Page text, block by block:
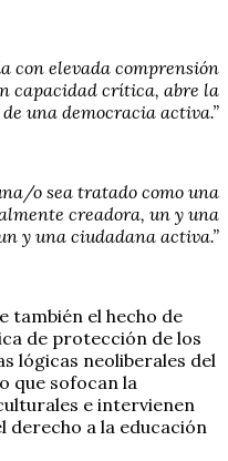
con elevada comprensión
capacidad crítica, abre la
una democracia activa.”
o sea tratado como una
creadora, un y una
y una ciudadana activa.”
también el hecho de
de protección de los
lógicas neoliberales del
que sofocan la
e intervienen
derecho a la educación